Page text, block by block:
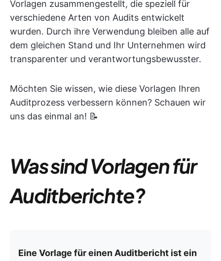
Vorlagen zusammengestellt, die speziell für
verschiedene Arten von Audits entwickelt
wurden. Durch ihre Verwendung bleiben alle auf
dem gleichen Stand und Ihr Unternehmen wird
transparenter und verantwortungsbewusster.
Möchten Sie wissen, wie diese Vorlagen Ihren
Auditprozess verbessern können? Schauen wir
uns das einmal an! 📝
Was sind Vorlagen für
Auditberichte?
Eine Vorlage für einen Auditbericht ist ein